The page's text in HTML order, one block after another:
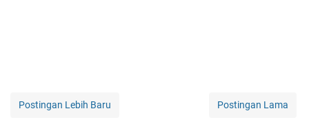
Postingan Lebih Baru Postingan Lama